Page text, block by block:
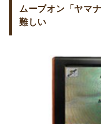
ムーブオン「ヤマ
難しい